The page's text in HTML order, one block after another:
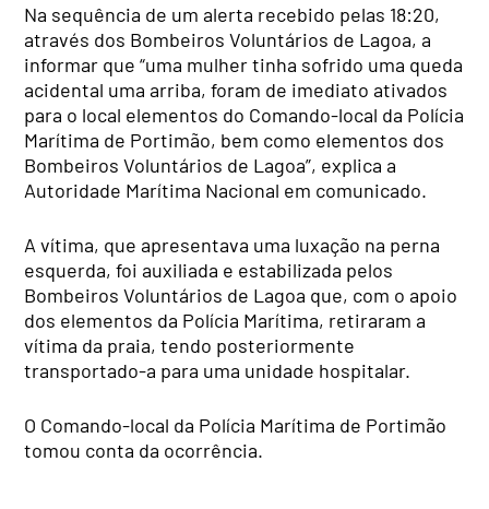
Na sequência de um alerta recebido pelas 18:20,
através dos Bombeiros Voluntários de Lagoa, a
informar que “uma mulher tinha sofrido uma queda
acidental uma arriba, foram de imediato ativados
para o local elementos do Comando-local da Polícia
Marítima de Portimão, bem como elementos dos
Bombeiros Voluntários de Lagoa”, explica a
Autoridade Marítima Nacional em comunicado.
A vítima, que apresentava uma luxação na perna
esquerda, foi auxiliada e estabilizada pelos
Bombeiros Voluntários de Lagoa que, com o apoio
dos elementos da Polícia Marítima, retiraram a
vítima da praia, tendo posteriormente
transportado-a para uma unidade hospitalar.
O Comando-local da Polícia Marítima de Portimão
tomou conta da ocorrência.